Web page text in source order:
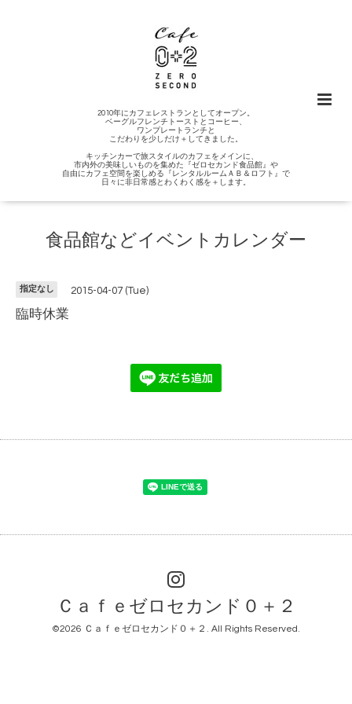
2010年にカフェレストランとしてオープン。
ベーグルフレンチトーストとコーヒー、
ワンプレートランチと
こだわりを少しだけ＋してきました。
キッチンカーで旅スタイルのカフェをメインに、
市内外の美味しいものを集めた『ゼロセカンド食品館』や
自由にカフェ空間を楽しめる『レンタルルームＡＢ＆ロフト』で
日々に非日常感とわくわく感を＋します。
食品館などイベントカレンダー
指定なし 2015-04-07 (Tue)
臨時休業
Ｃａｆｅゼロセカンド０＋２
©2026 Ｃａｆｅゼロセカンド０＋２ . All Rights Reserved.